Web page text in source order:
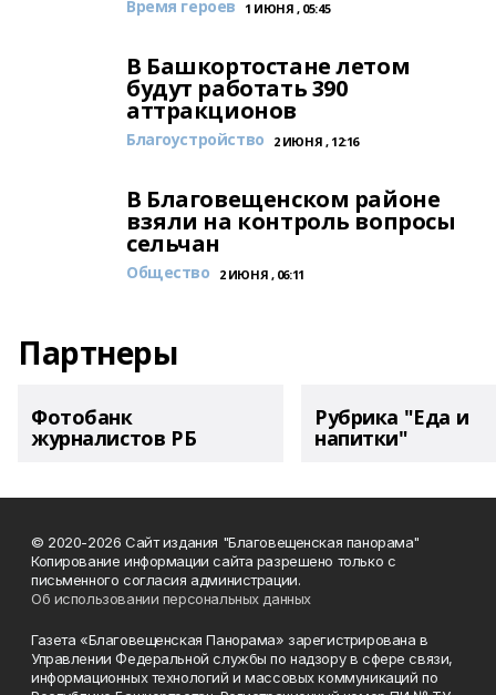
Время героев 1 ИЮНЯ , 05:45
В Башкортостане летом
будут работать 390
аттракционов
Благоустройство 2 ИЮНЯ , 12:16
В Благовещенском районе
взяли на контроль вопросы
сельчан
Общество 2 ИЮНЯ , 06:11
Партнеры
Фотобанк
журналистов РБ
Рубрика "Еда и
напитки"
© 2020-2026 Сайт издания "Благовещенская панорама"
Копирование информации сайта разрешено только с
письменного согласия администрации.
Об использовании персональных данных
Газета «Благовещенская Панорама» зарегистрирована в
Управлении Федеральной службы по надзору в сфере связи,
информационных технологий и массовых коммуникаций по